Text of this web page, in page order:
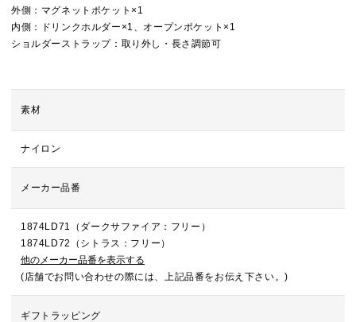
外側：マグネットポケット×1
内側：ドリンクホルダー×1、オープンポケット×1
ショルダーストラップ：取り外し・長さ調節可
素材
ナイロン
メーカー品番
1874LD71（ダークサファイア：フリー）
1874LD72（シトラス：フリー）
他のメーカー品番を表示する
(店舗でお問い合わせの際には、上記品番をお伝え下さい。)
ギフトラッピング